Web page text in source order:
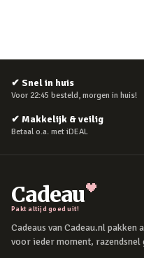
✔ Snel in huis
Voor 22:45 besteld, morgen in huis!
✔ Makkelijk & veilig
Betaal o.a. met iDEAL
Cadeau
Pakt altijd goed uit!
Cadeaus van Cadeau.nl
voor ieder moment, razendsnel